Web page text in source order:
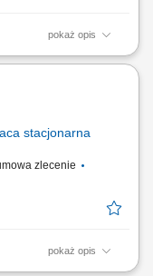
pokaż opis
pracowników
znajomości
doświadczenia w pracy
stacjonarna
zlecenie
pokaż opis
przed kradzieżą z